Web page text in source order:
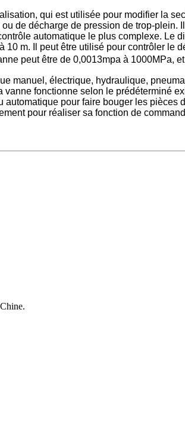
qui est utilisée pour modifier la
de décharge de pression de trop-
automatique le plus complexe. Le
m. Il peut être utilisé pour contrôler le
peut être de 0,0013mpa à
manuel, électrique, hydraulique,
fonctionne selon le prédéterminé
pour faire bouger les pièces
pour réaliser sa fonction de